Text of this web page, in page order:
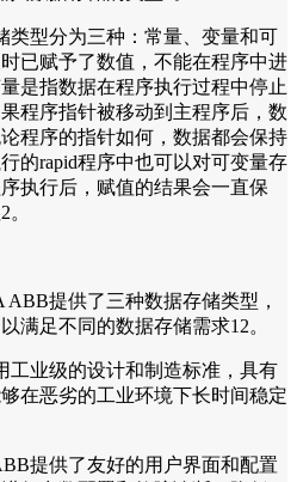
类型分为三种：常量、变量和可
已赋予了数值，不能在程序中进
是指数据在程序执行过程中停止
程序指针被移动到主程序后，数
程序的指针如何，数据都会保持
的rapid程序中也可以对可变量存
执行后，赋值的结果会一直保
提供了三种数据存储类型，
满足不同的数据存储需求12。
工业级的设计和制造标准，具有
在恶劣的工业环境下长时间稳定
提供了友好的用户界面和配置